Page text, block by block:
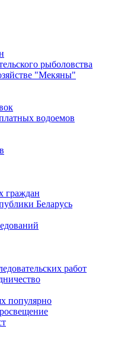
рыболовства
"Мекяны"
водоемов
граждан
Беларусь
работ
популярно